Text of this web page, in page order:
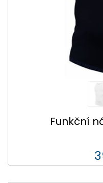
Funkční